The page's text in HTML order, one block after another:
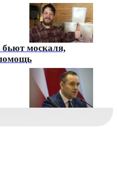
москаля,